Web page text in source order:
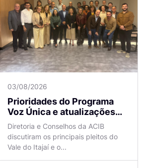
03/08/2026
Prioridades do Programa
Voz Única e atualizações
sobre o Aeroporto de
Navegantes são temas de
reunião na ACIB
Diretoria e Conselhos da ACIB
discutiram os principais pleitos do
Vale do Itajaí e o...